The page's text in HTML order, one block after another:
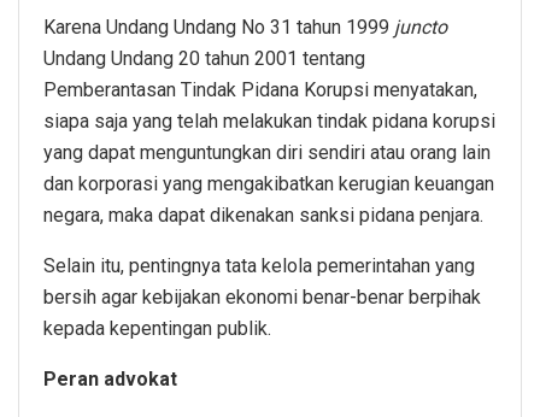
Karena Undang Undang No 31 tahun 1999 juncto
Undang Undang 20 tahun 2001 tentang
Pemberantasan Tindak Pidana Korupsi menyatakan,
siapa saja yang telah melakukan tindak pidana korupsi
yang dapat menguntungkan diri sendiri atau orang lain
dan korporasi yang mengakibatkan kerugian keuangan
negara, maka dapat dikenakan sanksi pidana penjara.
Selain itu, pentingnya tata kelola pemerintahan yang
bersih agar kebijakan ekonomi benar-benar berpihak
kepada kepentingan publik.
Peran advokat